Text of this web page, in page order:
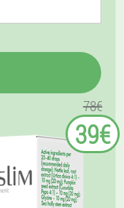
78€
39€